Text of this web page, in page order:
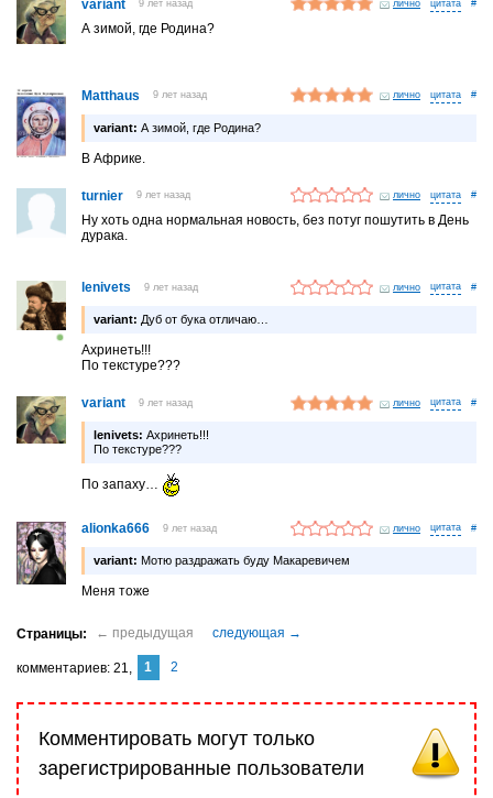
variant 9 лет назад лично #
А зимой, где Родина?
Matthaus 9 лет назад лично #
variant: А зимой, где Родина?
В Африке.
turnier 9 лет назад лично #
Ну хоть одна нормальная новость, без потуг пошутить в День
дурака.
lenivets 9 лет назад лично #
variant: Дуб от бука отличаю…
Ахринеть!!!
По текстуре???
variant 9 лет назад лично #
lenivets: Ахринеть!!!
По текстуре???
По запаху…
alionka666 9 лет назад лично #
variant: Мотю раздражать буду Макаревичем
Меня тоже
комментариев 21 1 2
Комментировать могут только
зарегистрированные пользователи